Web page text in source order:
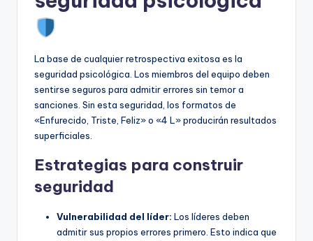
La base de cualquier retrospectiva exitosa es la
seguridad psicológica. Los miembros del equipo deben
sentirse seguros para admitir errores sin temor a
sanciones. Sin esta seguridad, los formatos de
«Enfurecido, Triste, Feliz» o «4 L» producirán resultados
superficiales.
Estrategias para construir
seguridad
Vulnerabilidad del líder: Los líderes deben
admitir sus propios errores primero. Esto indica que